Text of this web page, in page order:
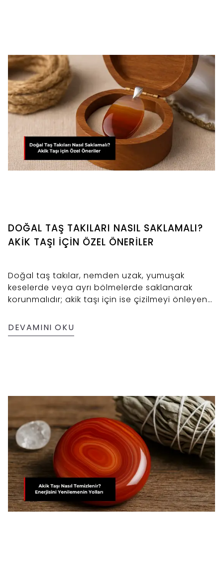
DOĞAL TAŞ TAKILARI NASIL SAKLAMALI?
AKİK TAŞI İÇİN ÖZEL ÖNERİLER
Doğal taş takılar, nemden uzak, yumuşak
keselerde veya ayrı bölmelerde saklanarak
korunmalıdır; akik taşı için ise çizilmeyi önleyen
önerilir.
DEVAMINI OKU